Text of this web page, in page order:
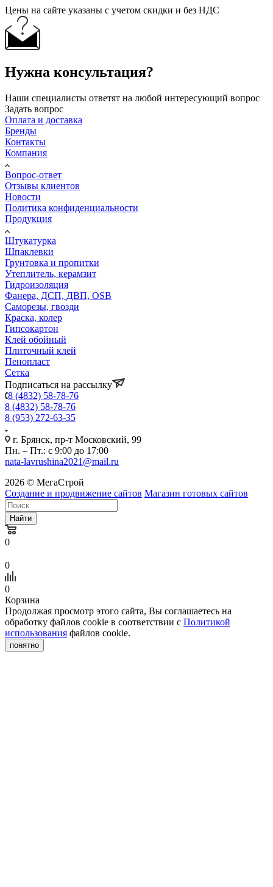
Цены на сайте указаны с учетом скидки и без НДС
Нужна консультация?
Наши специалисты ответят на любой интересующий вопрос
Задать вопрос
Оплата и доставка
Бренды
Контакты
Компания
Вопрос-ответ
Отзывы клиентов
Новости
Политика конфиденциальности
Продукция
Штукатурка
Шпаклевки
Грунтовка и пропитки
Утеплитель, керамзит
Гидроизоляция
Фанера, ДСП, ДВП, OSB
Саморезы, гвозди
Краска, колер
Гипсокартон
Клей обойный
Плиточный клей
Пенопласт
Сетка
Подписаться на рассылку
8 (4832) 58-78-76
8 (4832) 58-78-76
8 (953) 272-63-35
г. Брянск, пр-т Московский, 99
Пн. – Пт.: с 9:00 до 17:00
nata-lavrushina2021@mail.ru
2026 © МегаСтрой
Создание и продвижение сайтов Магазин готовых сайтов
Найти
0
0
0
Корзина
Продолжая просмотр этого сайта, Вы соглашаетесь на
обработку файлов cookie в соответствии с Политикой
использования файлов cookie.
понятно